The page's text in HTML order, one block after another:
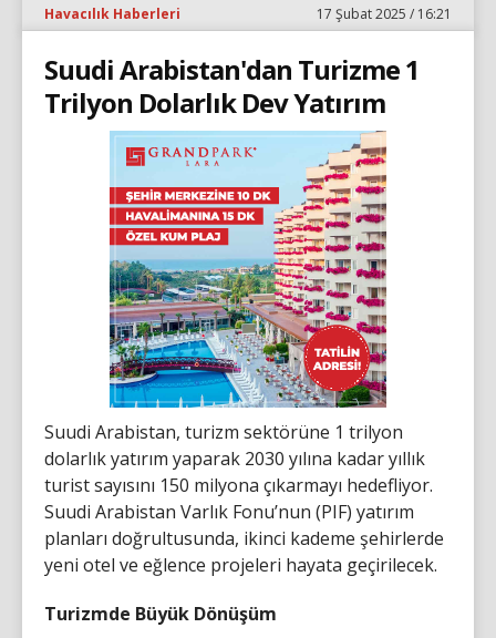
Havacılık Haberleri 17 Şubat 2025 / 16:21
Suudi Arabistan'dan Turizme 1
Trilyon Dolarlık Dev Yatırım
Suudi Arabistan, turizm sektörüne 1 trilyon
dolarlık yatırım yaparak 2030 yılına kadar yıllık
turist sayısını 150 milyona çıkarmayı hedefliyor.
Suudi Arabistan Varlık Fonu’nun (PIF) yatırım
planları doğrultusunda, ikinci kademe şehirlerde
yeni otel ve eğlence projeleri hayata geçirilecek.
Turizmde Büyük Dönüşüm